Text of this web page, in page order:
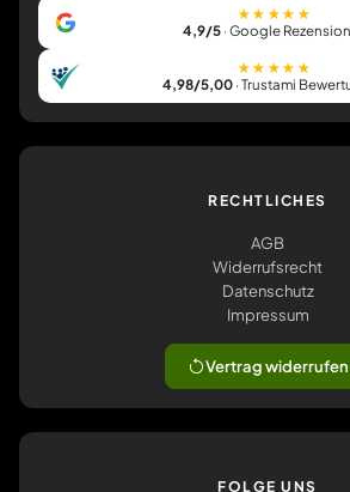
★★★★★
4,9/5· Google
★★★★★
4,98/5,00· Trustami
RECHTLICHES
AGB
Widerrufsrecht
Datenschutz
Impressum
Vertrag widerrufen
FOLGE UNS